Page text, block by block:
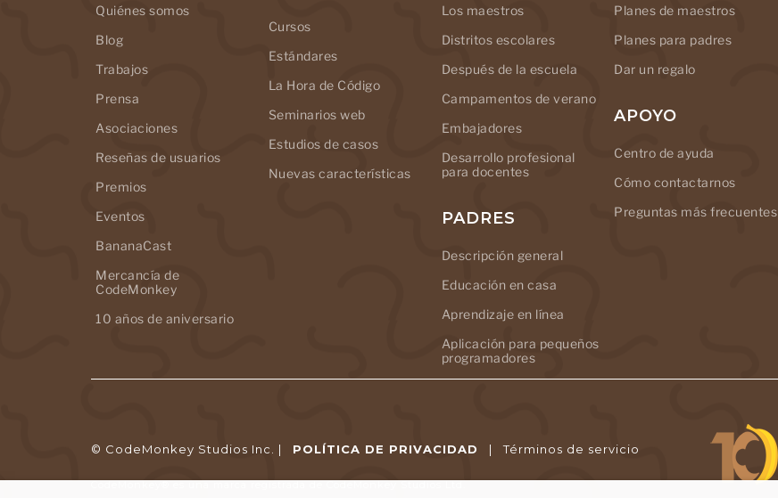
Quiénes somos
Blog
Trabajos
Prensa
Asociaciones
Reseñas de usuarios
Premios
Eventos
BananaCast
Mercancía de
CodeMonkey
10 años de aniversario
Cursos
Estándares
La Hora de Código
Seminarios web
Estudios de casos
Nuevas características
Los maestros
Distritos escolares
Después de la escuela
Campamentos de verano
Embajadores
Desarrollo profesional
para docentes
PADRES
Descripción general
Educación en casa
Aprendizaje en línea
Aplicación para pequeños
programadores
Planes de maestros
Planes para padres
Dar un regalo
APOYO
Centro de ayuda
Cómo contactarnos
Preguntas más frecuentes
© CodeMonkey Studios Inc. | POLÍTICA DE PRIVACIDAD |Términos de servicio